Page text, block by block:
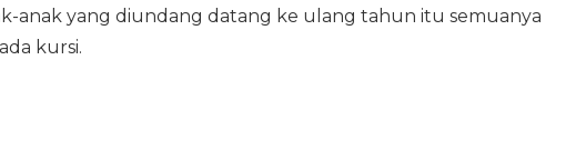
anak yang diundang datang ke ulang tahun itu semuanya
kursi.